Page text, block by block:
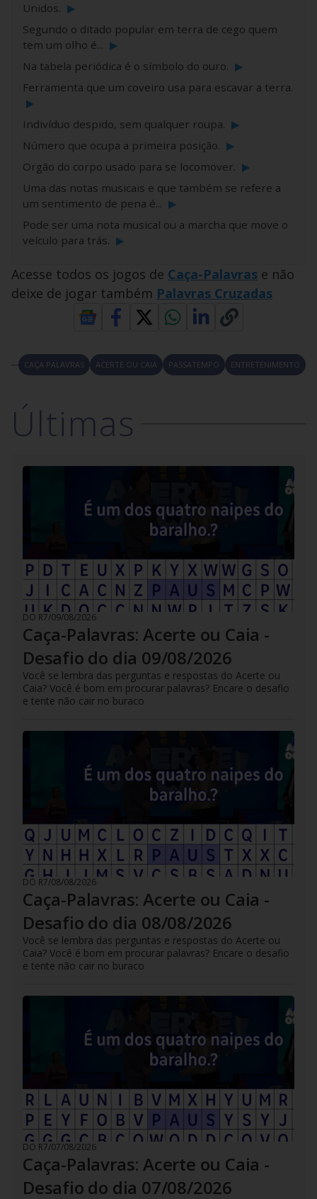
Unidos. ▶
Segundo o ditado popular em terra de cego quem
tem um olho é... ▶
Na tabela periódica é o símbolo do ouro. ▶
Ferramenta que um coveiro usa para escavar a terra.
▶
Indivíduo despido, sem qualquer roupa. ▶
Número que ocupa a primeira posição. ▶
Orgão do corpo usado para se locomover. ▶
Uma das notas musicais e que também se refere a
um sentimento de pena é... ▶
Pode ser uma nota musical ou a marcha que move o
veículo para trás. ▶
Acesse todos os jogos de Caça-Palavras e não
deixe de jogar também Palavras Cruzadas
CAÇA PALAVRAS ACERTE OU CAIA PASSATEMPO ENTRETENIMENTO
Últimas
DO R7/09/08/2026
Caça-Palavras: Acerte ou Caia -
Desafio do dia 09/08/2026
Você se lembra das perguntas e respostas do Acerte ou
Caia? Você é bom em procurar palavras? Encare o desafio
e tente não cair no buraco
DO R7/08/08/2026
Caça-Palavras: Acerte ou Caia -
Desafio do dia 08/08/2026
Você se lembra das perguntas e respostas do Acerte ou
Caia? Você é bom em procurar palavras? Encare o desafio
e tente não cair no buraco
DO R7/07/08/2026
Caça-Palavras: Acerte ou Caia -
Desafio do dia 07/08/2026